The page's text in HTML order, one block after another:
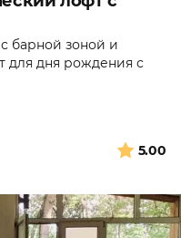
барной зоной и
для дня рождения с
5.00